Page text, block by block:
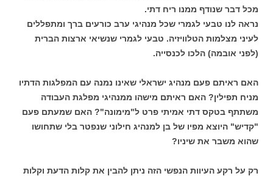
מכל דבר שנודף ממנו ריח דתי.
נראה לנו טבעי לגמרי שכל מנהיגי ערב כורעים ברך ומתפללים
לעיני מצלמות הטלוויזיה. טבעי לגמרי שנשיאי ארצות הברית
(לפני אובמה) הלכו לכנסייה.
האם ראיתם פעם מנהיג ישראלי שאינו נמנה עם המפלגות הדתיו
מניח תפילין? האם ראיתם מישהו ממנהיגי מפלגת העבודה
משתתף בטקס דתי אמיתי פרט ל"מימונה"? האם שמעתם פעם
"קדיש" היוצא מפיו של בן למנהיג חילוני שנפטר בלי שתחושו
שהוא משבר את שיניו?
רק על רקע העיוות הנפשי הזה ניתן להבין את קלות הדעת וקלות